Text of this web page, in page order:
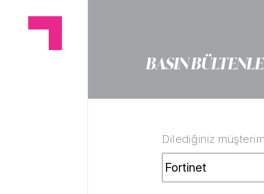
BASIN
Dilediğiniz